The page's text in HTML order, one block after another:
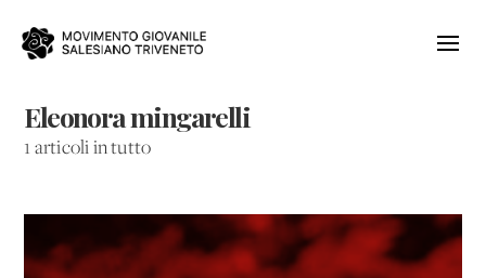
Eleonora mingarelli
1 articoli in tutto